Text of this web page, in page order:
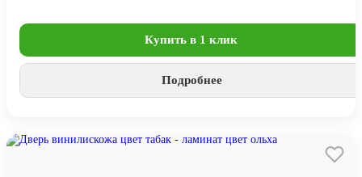
Купить в 1 клик
Подробнее